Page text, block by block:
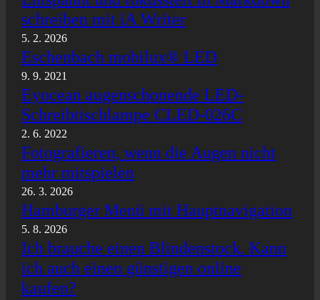
schreiben mit iA Writer
5. 2. 2026
Eschenbach mobilux® LED
9. 9. 2021
Eyocean augenschonende LED-
Schreibtischlampe CLED-026C
2. 6. 2022
Fotografieren, wenn die Augen nicht
mehr mitspielen
26. 3. 2026
Hamburger Menü mit Hauptnavigation
5. 8. 2026
Ich brauche einen Blindenstock. Kann
ich auch einen günstigen online
kaufen?